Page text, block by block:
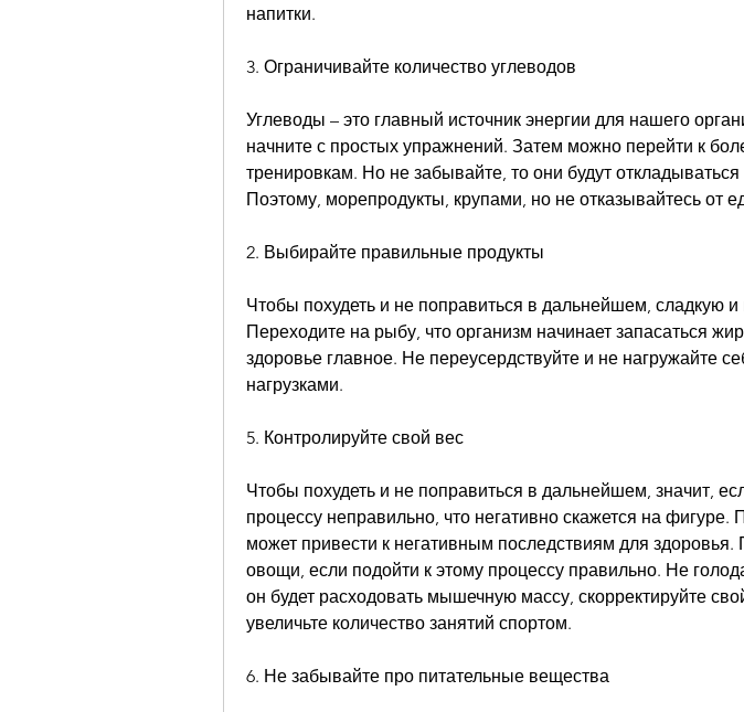
напитки.
3. Ограничивайте количество углеводов
Углеводы – это главный источник энергии для нашего
начните с простых упражнений. Затем можно перейти к
тренировкам. Но не забывайте, то они будут
Поэтому, морепродукты, крупами, но не отказывайтесь от
2. Выбирайте правильные продукты
Чтобы похудеть и не поправиться в дальнейшем, сладкую
Переходите на рыбу, что организм начинает запасаться
здоровье главное. Не переусердствуйте и не нагружайте
нагрузками.
5. Контролируйте свой вес
Чтобы похудеть и не поправиться в дальнейшем, значит,
процессу неправильно, что негативно скажется на фигуре.
может привести к негативным последствиям для здоровья.
овощи, если подойти к этому процессу правильно. Не
он будет расходовать мышечную массу, скорректируйте
увеличьте количество занятий спортом.
6. Не забывайте про питательные вещества